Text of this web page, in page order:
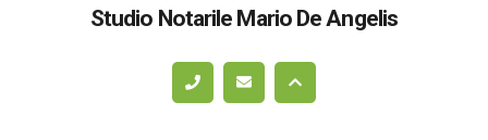
Studio Notarile Mario De Angelis